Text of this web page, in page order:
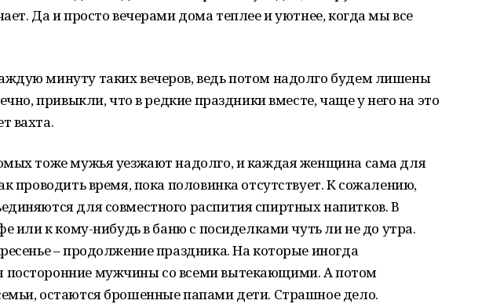
Да и просто вечерами дома теплее и уютнее, когда мы все
минуту таких вечеров, ведь потом надолго будем лишены
привыкли, что в редкие праздники вместе, чаще у него на это
вахта.
тоже мужья уезжают надолго, и каждая женщина сама для
проводить время, пока половинка отсутствует. К сожалению,
для совместного распития спиртных напитков. В
или к кому-нибудь в баню с посиделками чуть ли не до утра.
– продолжение праздника. На которые иногда
посторонние мужчины со всеми вытекающими. А потом
остаются брошенные папами дети. Страшное дело.